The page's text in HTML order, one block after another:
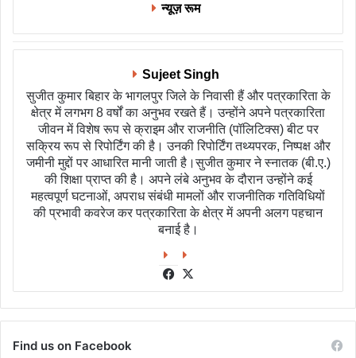
न्यूज़ रूम
Sujeet Singh
सुजीत कुमार बिहार के भागलपुर जिले के निवासी हैं और पत्रकारिता के
क्षेत्र में लगभग 8 वर्षों का अनुभव रखते हैं। उन्होंने अपने पत्रकारिता
जीवन में विशेष रूप से क्राइम और राजनीति (पॉलिटिक्स) बीट पर
सक्रिय रूप से रिपोर्टिंग की है। उनकी रिपोर्टिंग तथ्यपरक, निष्पक्ष और
जमीनी मुद्दों पर आधारित मानी जाती है।सुजीत कुमार ने स्नातक (बी.ए.)
की शिक्षा प्राप्त की है। अपने लंबे अनुभव के दौरान उन्होंने कई
महत्वपूर्ण घटनाओं, अपराध संबंधी मामलों और राजनीतिक गतिविधियों
की प्रभावी कवरेज कर पत्रकारिता के क्षेत्र में अपनी अलग पहचान
बनाई है।
Facebook
Find us on Facebook